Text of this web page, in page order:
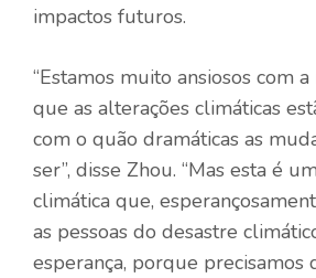
impactos futuros.
“Estamos muito ansiosos com
que as alterações climáticas
com o quão dramáticas as
ser”, disse Zhou. “Mas esta é
climática que,
as pessoas do desastre
esperança, porque precisamos